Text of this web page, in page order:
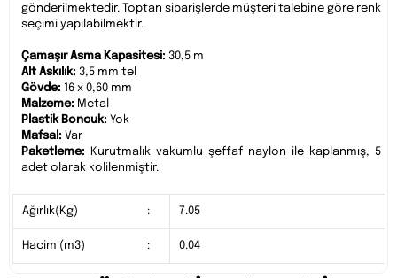
gönderilmektedir. Toptan siparişlerde müşteri talebine göre renk
seçimi yapılabilmektir.
Çamaşır Asma Kapasitesi: 30,5 m
Alt Askılık: 3,5 mm tel
Gövde:
16 x 0,60 mm
Malzeme: Metal
Plastik Boncuk: Yok
Mafsal: Var
Paketleme: Kurutmalık vakumlu şeffaf naylon ile kaplanmış, 5
adet olarak kolilenmiştir.
Ağırlık(Kg) : 7.05
Hacim (m3) : 0.04